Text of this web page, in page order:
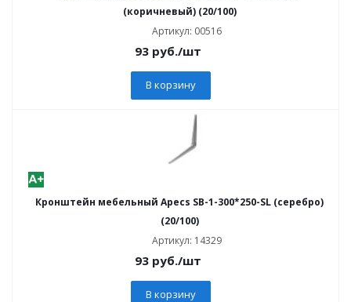
(коричневый) (20/100)
Артикул: 00516
93руб./шт
В корзину
Кронштейн мебельный Apecs SB-1-300*250-SL (серебро)
(20/100)
Артикул: 14329
93руб./шт
В корзину